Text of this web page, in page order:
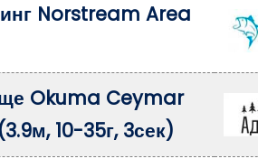
Norstream Area
Okuma Ceymar
10-35г, 3сек)